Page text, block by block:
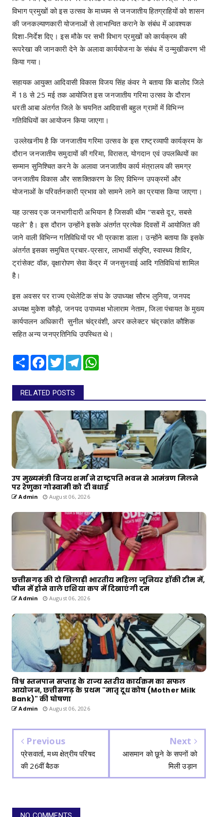
विभाग प्रमुखों को इस उत्सव के माध्यम से जनजातीय हितग्राहियों को शासन
की जनकल्याणकारी योजनाओं से लाभान्वित कराने के संबंध में आवश्यक
दिशा-निर्देश दिए। इस मौके पर सभी विभाग प्रमुखों को कार्यक्रम की
रूपरेखा की जानकारी देने के अलावा कार्ययोजना के संबंध में उन्मुखीकरण भी
किया गया।
सहायक आयुक्त आदिवासी विकास विजय सिंह कंवर ने बताया कि बालोद जिले
में 18 से 25 मई तक आयोजित इस जनजातीय गरिमा उत्सव के दौरान
धरती आबा अंतर्गत जिले के चयनित आदिवासी बहुल ग्रामों में विभिन्न
गतिविधियों का आयोजन किया जाएगा।
उल्लेखनीय है कि जनजातीय गरिमा उत्सव के इस राष्ट्रव्यापी कार्यक्रम के
दौरान जनजातीय समुदायों की गरिमा, विरासत, योगदान एवं उपलब्धियों का
सम्मान सुनिश्चित करने के अलावा जनजातीय कार्य मंत्रालय की समग्र
जनजातीय विकास और सशक्तिकरण के लिए विभिन्न उपक्रमों और
योजनाओं के परिवर्तनकारी प्रभाव को सामने लाने का प्रयास किया जाएगा।
यह उत्सव एक जनभागीदारी अभियान है जिसकी थीम ‘‘सबसे दूर, सबसे
पहले’’ है। इस दौरान उन्होंने इसके अंतर्गत प्रत्येक दिवसों में आयोजित की
जाने वाली विभिन्न गतिविधियों पर भी प्रकाश डाला। उन्होंने बताया कि इसके
अंतर्गत इसका समुचित प्रचार-प्रसार, लाभार्थी संतृप्ति, स्वास्थ्य शिविर,
ट्रांसेक्ट वॉक, वृक्षारोपण सेवा केंद्र में जनसुनवाई आदि गतिविधियां शामिल
है।
इस अवसर पर राज्य एथेलेटिक संघ के उपाध्यक्ष सौरभ लुनिया, जनपद
अध्यक्ष मुकेश कौड़ो, जनपद उपाध्यक्ष भोलाराम नेताम, जिला पंचायत के मुख्य
कार्यपालन अधिकारी सुनील चंद्रवंशी, अपर कलेक्टर चंद्रकांत कौशिक
सहित अन्य जनप्रतिनिधि उपस्थित थे।
Share Facebook
TwitterTelegram
RELATED POSTS
उप मुख्यमंत्री विजय शर्मा ने राष्ट्रपति भवन से आमंत्रण मिलने
पर रेणुका गोस्वामी को दी बधाई
Admin August 06, 2026
छत्तीसगढ़ की दो खिलाड़ी भारतीय महिला जूनियर हॉकी टीम में,
चीन में होने वाले एशिया कप में दिखाएंगी दम
Admin August 06, 2026
विश्व स्तनपान सप्ताह के राज्य स्तरीय कार्यक्रम का सफल
आयोजन, छत्तीसगढ़ के प्रथम "मातृ दूध कोष (Mother Milk
Bank)" की घोषणा
Admin August 06, 2026
Previous
प्रेसवार्ता, मध्य क्षेत्रीय परिषद
की 26वीं बैठक
Next
आसमान को छूने के सपनों को
मिली उड़ान